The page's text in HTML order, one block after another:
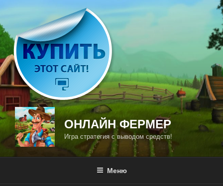
содержимому
ОНЛАЙН ФЕРМЕР
Игра стратегия с выводом средств!
Меню